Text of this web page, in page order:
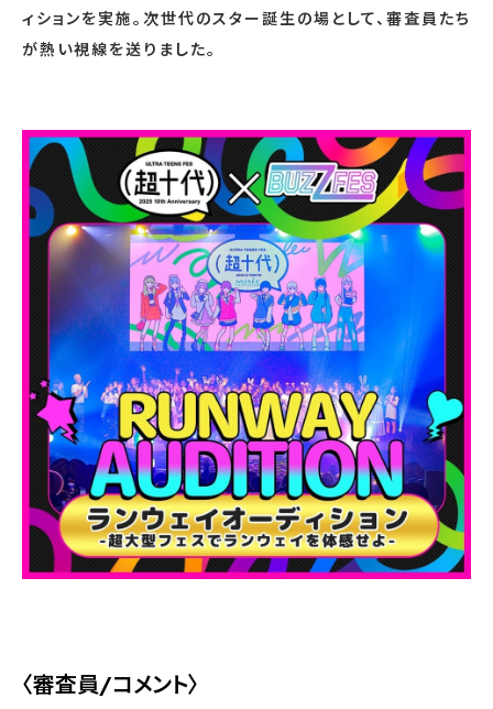
ィションを実施。次世代のスター誕生の場として、審査員たち
が熱い視線を送りました。
〈審査員/コメント〉